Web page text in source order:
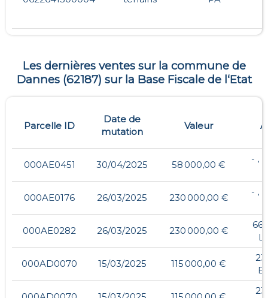
Les dernières ventes sur la commune de
Dannes(62187) sur la Base Fiscale de l‘Etat
Parcelle ID
Date de
mutation
Valeur
000AE0451 30/04/2025 58 000,00 €
- ,
000AE0176 26/03/2025 230 000,00 €
- ,
000AE0282 26/03/2025 230 000,00 €
66,
L
000AD0070 15/03/2025 115 000,00 €